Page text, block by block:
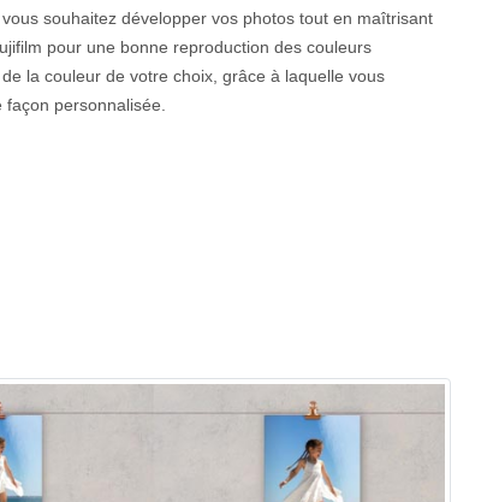
souhaitez développer vos photos tout en maîtrisant
pour une bonne reproduction des couleurs
la couleur de votre choix, grâce à laquelle vous
personnalisée.